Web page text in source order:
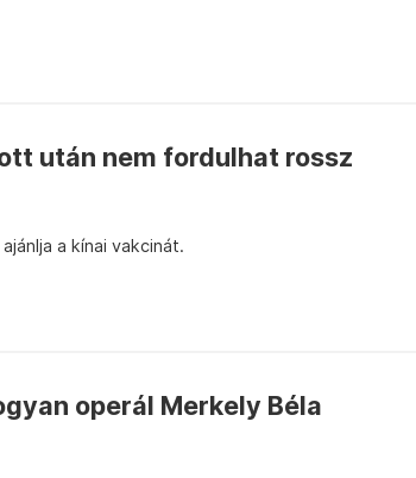
után nem fordulhat rossz
a kínai vakcinát.
operál Merkely Béla